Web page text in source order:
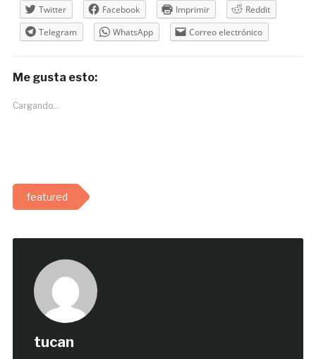
Twitter Facebook Imprimir
Reddit
Telegram
WhatsApp Correo electrónico
Me gusta esto:
Cargando...
featured
tucan